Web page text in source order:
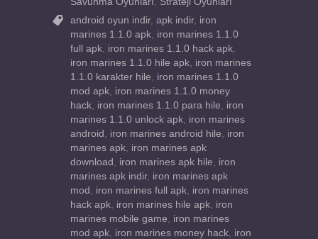
android oyun indir, apk indir, iron
marines 1.1.0 apk iron marines 1.1.0
full apk iron marines 1.1.0 hack apk
iron marines 1.1.0 hile apk iron marines
1.1.0 karakter hile
iron marines 1.1.0
mod apk iron marines 1.1.0 money
hack iron marines 1.1.0 para hile
iron
marines 1.1.0 unlock apk iron marines
android
iron marines android hile
iron
marines apk iron marines apk
download
iron marines apk hile
iron
marines apk indir, iron marines apk
mod
iron marines full apk iron marines
hack apk iron marines hile apk iron
marines mobile game
iron marines
mod apk iron marines money hack iron